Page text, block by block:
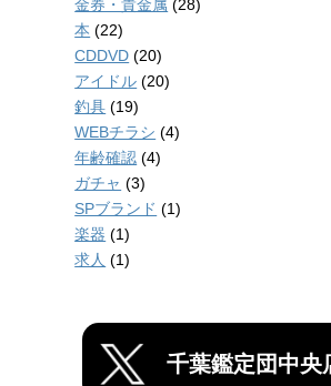
金券・貴金属 (28)
本 (22)
CDDVD (20)
アイドル (20)
釣具 (19)
WEBチラシ (4)
年齢確認 (4)
ガチャ (3)
SPブランド (1)
楽器 (1)
求人 (1)
千葉鑑定団中央